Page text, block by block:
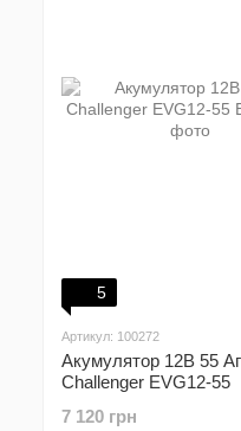
5
Артикул: 100272
Акумулятор 12В 55 Аг
Challenger EVG12-55
7 120 грн